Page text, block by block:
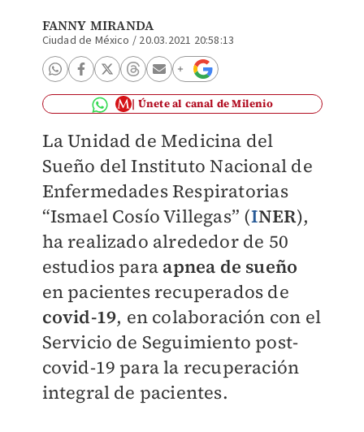
FANNY MIRANDA
Ciudad de México / 20.03.2021 20:58:13
Únete al canal de Milenio
La Unidad de Medicina del
Sueño del Instituto Nacional de
Enfermedades Respiratorias
“Ismael Cosío Villegas” (INER),
ha realizado alrededor de 50
estudios para apnea de sueño
en pacientes recuperados de
covid-19, en colaboración con el
Servicio de Seguimiento post-
covid-19 para la recuperación
integral de pacientes.